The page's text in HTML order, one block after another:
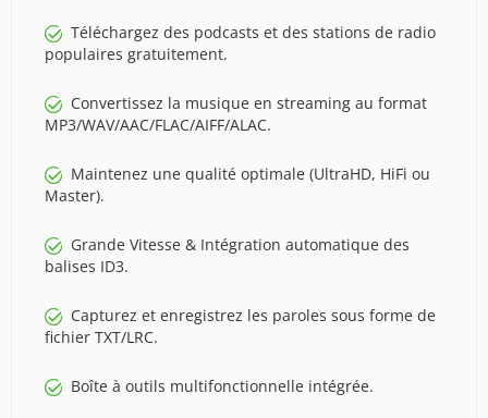
Téléchargez des podcasts et des stations de radio
populaires gratuitement.
Convertissez la musique en streaming au format
MP3/WAV/AAC/FLAC/AIFF/ALAC.
Maintenez une qualité optimale (UltraHD, HiFi ou
Master).
Grande Vitesse & Intégration automatique des
balises ID3.
Capturez et enregistrez les paroles sous forme de
fichier TXT/LRC.
Boîte à outils multifonctionnelle intégrée.